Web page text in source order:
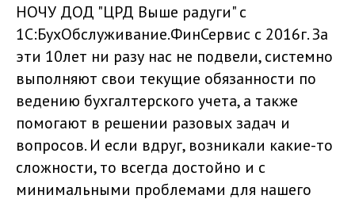
НОЧУ ДОД "ЦРД Выше радуги" с
1С:БухОбслуживание.ФинСервис с 2016г. За
эти 10лет ни разу нас не подвели, системно
выполняют свои текущие обязанности по
ведению бухгалтерского учета, а также
помогают в решении разовых задач и
вопросов. И если вдруг, возникали какие-то
сложности, то всегда достойно и с
минимальными проблемами для нашего